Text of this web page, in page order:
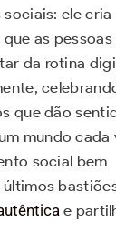
ele cria
as pessoas
da rotina
que dão
mundo cada
social bem
e